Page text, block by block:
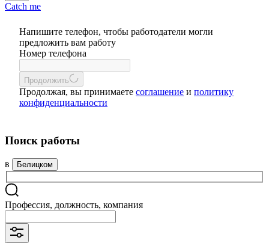
Catch me
Напишите телефон, чтобы работодатели могли
предложить вам работу
Номер телефона
Продолжить
Продолжая, вы принимаете соглашение и политику
конфиденциальности
Поиск работы
в Белицком
Профессия, должность, компания